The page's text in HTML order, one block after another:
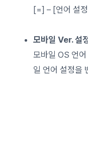
[=] – [언어 설
모바일 Ver. 설
모바일 OS 언
일 언어 설정을